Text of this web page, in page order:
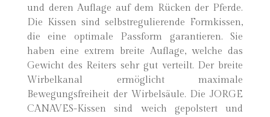
und deren Auflage auf dem Rücken der Pferde.
Die Kissen sind selbstregulierende Formkissen,
die eine optimale Passform garantieren. Sie
haben eine extrem breite Auflage, welche das
Gewicht des Reiters sehr gut verteilt. Der breite
Wirbelkanal ermöglicht maximale
Bewegungsfreiheit der Wirbelsäule. Die JORGE
CANAVES-Kissen sind weich gepolstert und